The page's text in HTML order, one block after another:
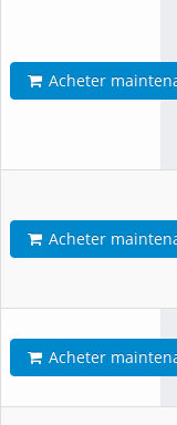
Acheter
Acheter
Acheter